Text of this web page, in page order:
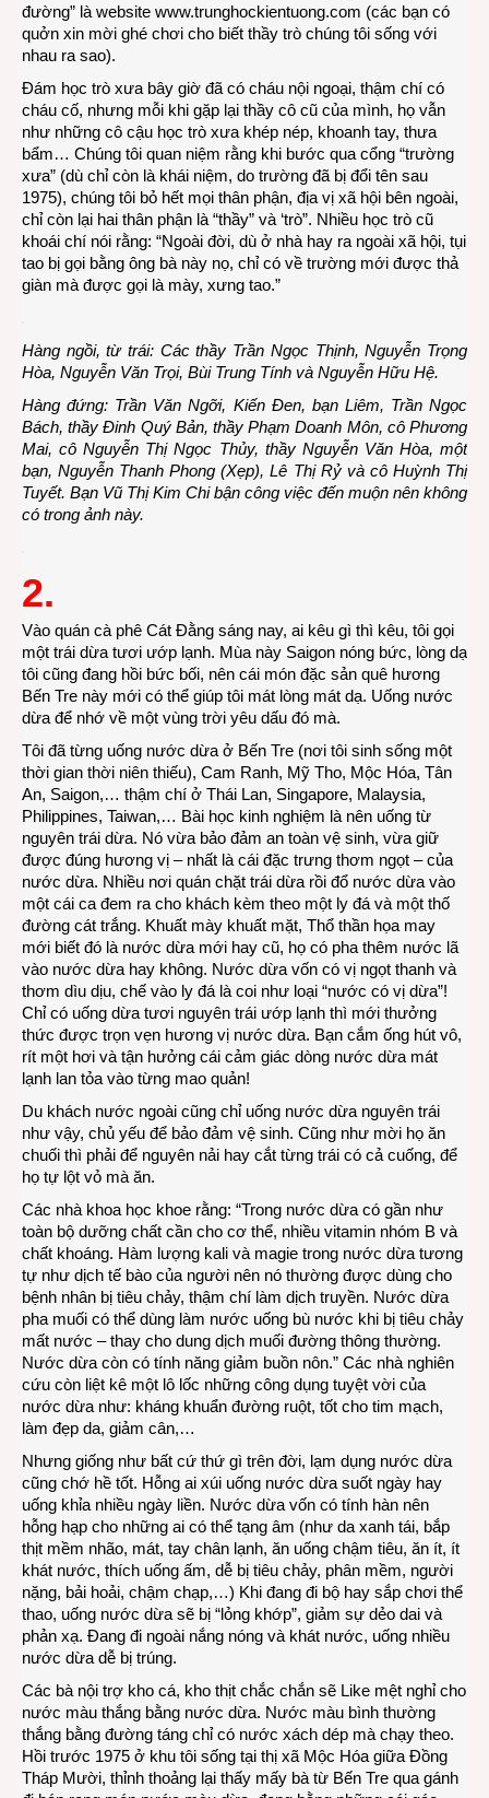
đường” là website www.trunghockientuong.com (các bạn có
quởn xin mời ghé chơi cho biết thầy trò chúng tôi sống với
nhau ra sao).
Đám học trò xưa bây giờ đã có cháu nội ngoại, thậm chí có
cháu cố, nhưng mỗi khi gặp lại thầy cô cũ của mình, họ vẫn
như những cô cậu học trò xưa khép nép, khoanh tay, thưa
bẩm… Chúng tôi quan niệm rằng khi bước qua cổng “trường
xưa” (dù chỉ còn là khái niệm, do trường đã bị đổi tên sau
1975), chúng tôi bỏ hết mọi thân phận, địa vị xã hội bên ngoài,
chỉ còn lại hai thân phận là “thầy” và ‘trò”. Nhiều học trò cũ
khoái chí nói rằng: “Ngoài đời, dù ở nhà hay ra ngoài xã hội, tụi
tao bị gọi bằng ông bà này nọ, chỉ có về trường mới được thả
giàn mà được gọi là mày, xưng tao.”
Hàng ngồi, từ trái: Các thầy Trần Ngọc Thịnh, Nguyễn Trọng
Hòa, Nguyễn Văn Trọi, Bùi Trung Tính và Nguyễn Hữu Hệ.
Hàng đứng: Trần Văn Ngỡi, Kiến Đen, bạn Liêm, Trần Ngọc
Bách, thầy Đinh Quý Bản, thầy Phạm Doanh Môn, cô Phương
Mai, cô Nguyễn Thị Ngọc Thủy, thầy Nguyễn Văn Hòa, một
bạn, Nguyễn Thanh Phong (Xẹp), Lê Thị Rỷ và cô Huỳnh Thị
Tuyết. Bạn Vũ Thị Kim Chi bận công việc đến muộn nên không
có trong ảnh này.
2.
Vào quán cà phê Cát Đằng sáng nay, ai kêu gì thì kêu, tôi gọi
một trái dừa tươi ướp lạnh. Mùa này Saigon nóng bức, lòng dạ
tôi cũng đang hồi bức bối, nên cái món đặc sản quê hương
Bến Tre này mới có thể giúp tôi mát lòng mát dạ. Uống nước
dừa để nhớ về một vùng trời yêu dấu đó mà.
Tôi đã từng uống nước dừa ở Bến Tre (nơi tôi sinh sống một
thời gian thời niên thiếu), Cam Ranh, Mỹ Tho, Mộc Hóa, Tân
An, Saigon,… thậm chí ở Thái Lan, Singapore, Malaysia,
Philippines, Taiwan,… Bài học kinh nghiệm là nên uống từ
nguyên trái dừa. Nó vừa bảo đảm an toàn vệ sinh, vừa giữ
được đúng hương vị – nhất là cái đặc trưng thơm ngọt – của
nước dừa. Nhiều nơi quán chặt trái dừa rồi đổ nước dừa vào
một cái ca đem ra cho khách kèm theo một ly đá và một thố
đường cát trắng. Khuất mày khuất mặt, Thổ thần họa may
mới biết đó là nước dừa mới hay cũ, họ có pha thêm nước lã
vào nước dừa hay không. Nước dừa vốn có vị ngọt thanh và
thơm dìu dịu, chế vào ly đá là coi như loại “nước có vị dừa”!
Chỉ có uống dừa tươi nguyên trái ướp lạnh thì mới thưởng
thức được trọn vẹn hương vị nước dừa. Bạn cắm ống hút vô,
rít một hơi và tận hưởng cái cảm giác dòng nước dừa mát
lạnh lan tỏa vào từng mao quản!
Du khách nước ngoài cũng chỉ uống nước dừa nguyên trái
như vậy, chủ yếu để bảo đảm vệ sinh. Cũng như mời họ ăn
chuối thì phải để nguyên nải hay cắt từng trái có cả cuống, để
họ tự lột vỏ mà ăn.
Các nhà khoa học khoe rằng: “Trong nước dừa có gần như
toàn bộ dưỡng chất cần cho cơ thể, nhiều vitamin nhóm B và
chất khoáng. Hàm lượng kali và magie trong nước dừa tương
tự như dịch tế bào của người nên nó thường được dùng cho
bệnh nhân bị tiêu chảy, thậm chí làm dịch truyền. Nước dừa
pha muối có thể dùng làm nước uống bù nước khi bị tiêu chảy
mất nước – thay cho dung dịch muối đường thông thường.
Nước dừa còn có tính năng giảm buồn nôn.” Các nhà nghiên
cứu còn liệt kê một lô lốc những công dụng tuyệt vời của
nước dừa như: kháng khuẩn đường ruột, tốt cho tim mạch,
làm đẹp da, giảm cân,…
Nhưng giống như bất cứ thứ gì trên đời, lạm dụng nước dừa
cũng chớ hề tốt. Hỗng ai xúi uống nước dừa suốt ngày hay
uống khỉa nhiều ngày liền. Nước dừa vốn có tính hàn nên
hỗng hạp cho những ai có thể tạng âm (như da xanh tái, bắp
thịt mềm nhão, mát, tay chân lạnh, ăn uống chậm tiêu, ăn ít, ít
khát nước, thích uống ấm, dễ bị tiêu chảy, phân mềm, người
nặng, bải hoải, chậm chạp,…) Khi đang đi bộ hay sắp chơi thể
thao, uống nước dừa sẽ bị “lỏng khớp”, giảm sự dẻo dai và
phản xạ. Đang đi ngoài nắng nóng và khát nước, uống nhiều
nước dừa dễ bị trúng.
Các bà nội trợ kho cá, kho thịt chắc chắn sẽ Like mệt nghỉ cho
nước màu thắng bằng nước dừa. Nước màu bình thường
thắng bằng đường táng chỉ có nước xách dép mà chạy theo.
Hồi trước 1975 ở khu tôi sống tại thị xã Mộc Hóa giữa Đồng
Tháp Mười, thỉnh thoảng lại thấy mấy bà từ Bến Tre qua gánh